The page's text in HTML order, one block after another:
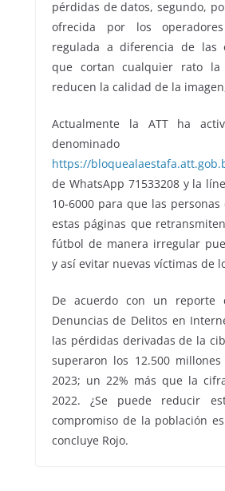
pérdidas de datos, segundo,
ofrecida por los
regulada a diferencia de las
que cortan cualquier rato la
reducen la calidad de la
Actualmente la ATT ha
denominado
https://
de WhatsApp 71533208 y la
10-6000 para que las
estas páginas que
fútbol de manera irregular
y así evitar nuevas víctimas de
De acuerdo con un reporte
Denuncias de Delitos en
las pérdidas derivadas de la
superaron los 12.500
2023; un 22% más que la
2022. ¿Se puede reducir
compromiso de la población
concluye Rojo.